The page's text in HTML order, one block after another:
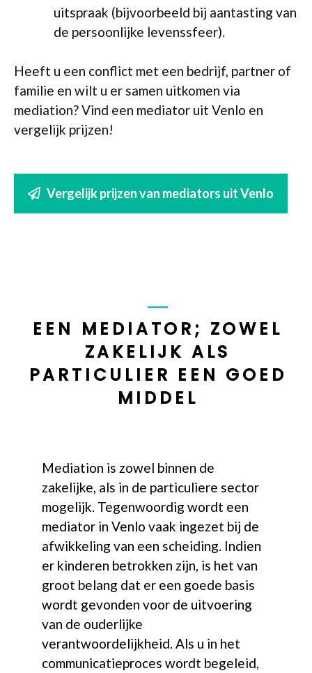
uitspraak (bijvoorbeeld bij aantasting van
de persoonlijke levenssfeer).
Heeft u een conflict met een bedrijf, partner of
familie en wilt u er samen uitkomen via
mediation? Vind een mediator uit Venlo en
vergelijk prijzen!
Vergelijk prijzen van mediators uit Venlo
EEN MEDIATOR; ZOWEL
ZAKELIJK ALS
PARTICULIER EEN GOED
MIDDEL
Mediation is zowel binnen de
zakelijke, als in de particuliere sector
mogelijk. Tegenwoordig wordt een
mediator in Venlo vaak ingezet bij de
afwikkeling van een scheiding. Indien
er kinderen betrokken zijn, is het van
groot belang dat er een goede basis
wordt gevonden voor de uitvoering
van de ouderlijke
verantwoordelijkheid. Als u in het
communicatieproces wordt begeleid,